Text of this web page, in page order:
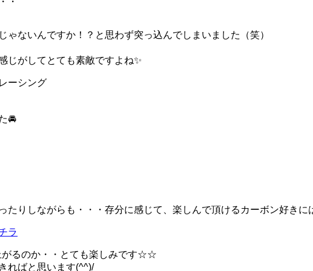
ないんですか！？と思わず突っ込んでしまいました（笑）
じがしてとても素敵ですよね✨
ーシング
🚘
たりしながらも・・・存分に感じて、楽しんで頂けるカーボン好き
ラ
がるのか・・とても楽しみです☆☆
ればと思います(^^)/